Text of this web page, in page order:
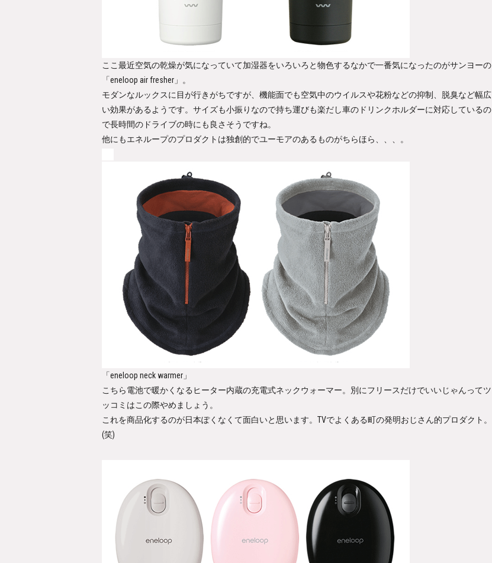
ここ最近空気の乾燥が気になっていて加湿器をいろいろと物色するなかで一番気になったのがサンヨーの
「eneloop air fresher」。
モダンなルックスに目が行きがちですが、機能面でも空気中のウイルスや花粉などの抑制、脱臭など幅広
い効果があるようです。サイズも小振りなので持ち運びも楽だし車のドリンクホルダーに対応しているの
で長時間のドライブの時にも良さそうですね。
他にもエネループのプロダクトは独創的でユーモアのあるものがちらほら、、、。
「eneloop neck warmer」
こちら電池で暖かくなるヒーター内蔵の充電式ネックウォーマー。別にフリースだけでいいじゃんってツ
ッコミはこの際やめましょう。
これを商品化するのが日本ぽくなくて面白いと思います。TVでよくある町の発明おじさん的プロダクト。
(笑)